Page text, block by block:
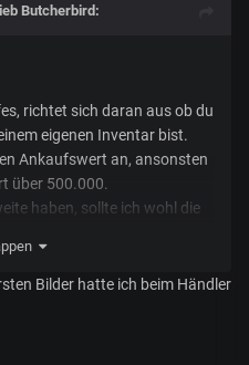
Butcherbird :
richtet sich daran aus ob du
eigenen Inventar bist.
Ankaufswert an, ansonsten
über 500.000.
haben, sollte ich wohl die
Bilder hatte ich beim Händler